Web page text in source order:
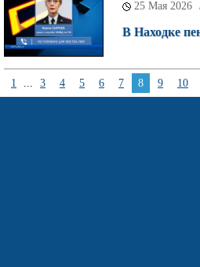
25 Мая 2026
В Находке
1 ... 3 4 5 6 7 8 9 10